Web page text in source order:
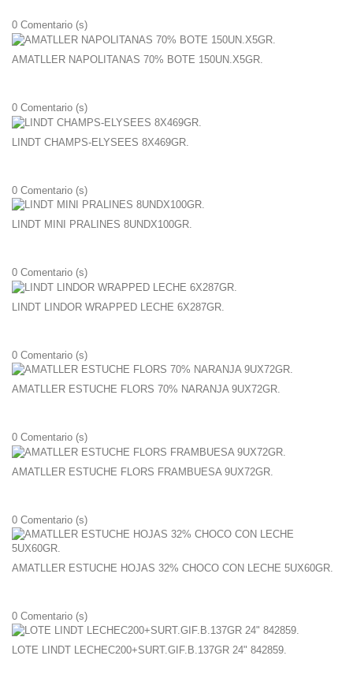
0 Comentario (s)
AMATLLER NAPOLITANAS 70% BOTE 150UN.X5GR.
0 Comentario (s)
LINDT CHAMPS-ELYSEES 8X469GR.
0 Comentario (s)
LINDT MINI PRALINES 8UNDX100GR.
0 Comentario (s)
LINDT LINDOR WRAPPED LECHE 6X287GR.
0 Comentario (s)
AMATLLER ESTUCHE FLORS 70% NARANJA 9UX72GR.
0 Comentario (s)
AMATLLER ESTUCHE FLORS FRAMBUESA 9UX72GR.
0 Comentario (s)
AMATLLER ESTUCHE HOJAS 32% CHOCO CON LECHE 5UX60GR.
0 Comentario (s)
LOTE LINDT LECHEC200+SURT.GIF.B.137GR 24" 842859.